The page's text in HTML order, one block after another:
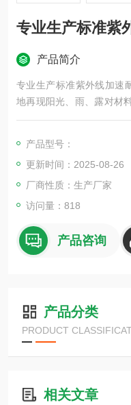
专业生产标准紫
产品简介
专业生产标准紫外线加速
地再现阳光、雨、露对材
的协同作用使得材料单一
产品型号：
更新时间：2025-08-26
厂商性质：生产厂家
访问量：818
产品咨询
产品分类
PRODUCT
相关文章